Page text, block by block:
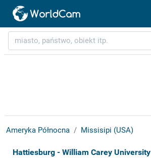
Ameryka Północna Missisipi (USA)
Hattiesburg - William Carey University